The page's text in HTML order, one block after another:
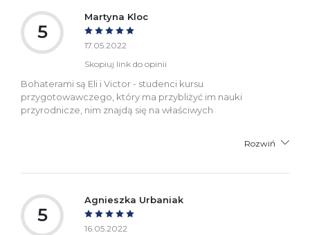
5
Martyna Kloc
17.05.2022
Skopiuj link do opinii
Bohaterami są Eli i Victor - studenci kursu
przygotowawczego, który ma przybliżyć im nauki
przyrodnicze, nim znajdą się na właściwych
Rozwiń
5
Agnieszka Urbaniak
16.05.2022